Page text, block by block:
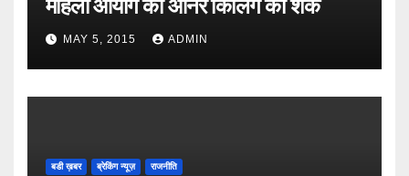
महिला आयोग को ऑनर किलिंग का शक
MAY 5, 2015 ADMIN
बडी ख़बर ब्रेकिंग न्यूज़ राजनीति